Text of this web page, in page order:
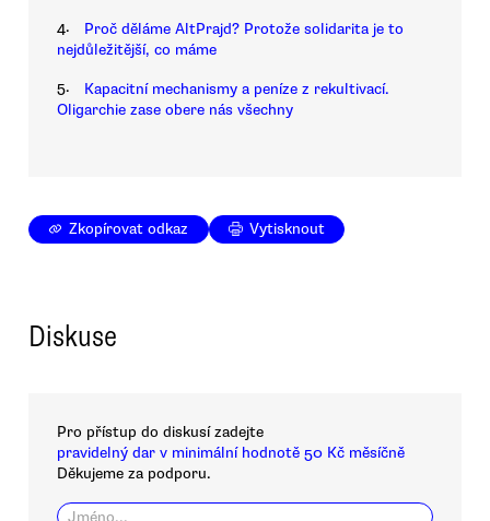
4.
Proč děláme AltPrajd? Protože solidarita je to
nejdůležitější, co máme
5.
Kapacitní mechanismy a peníze z rekultivací.
Oligarchie zase obere nás všechny
Zkopírovat odkaz Vytisknout
Diskuse
Pro přístup do diskusí zadejte
pravidelný dar v minimální hodnotě 50 Kč měsíčně
Děkujeme za podporu.